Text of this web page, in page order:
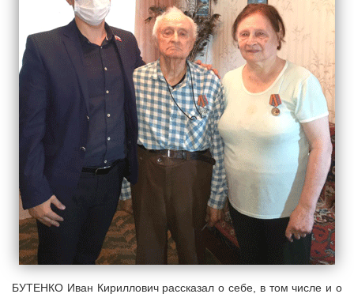
БУТЕНКО Иван Кириллович рассказал о себе, в том числе и о